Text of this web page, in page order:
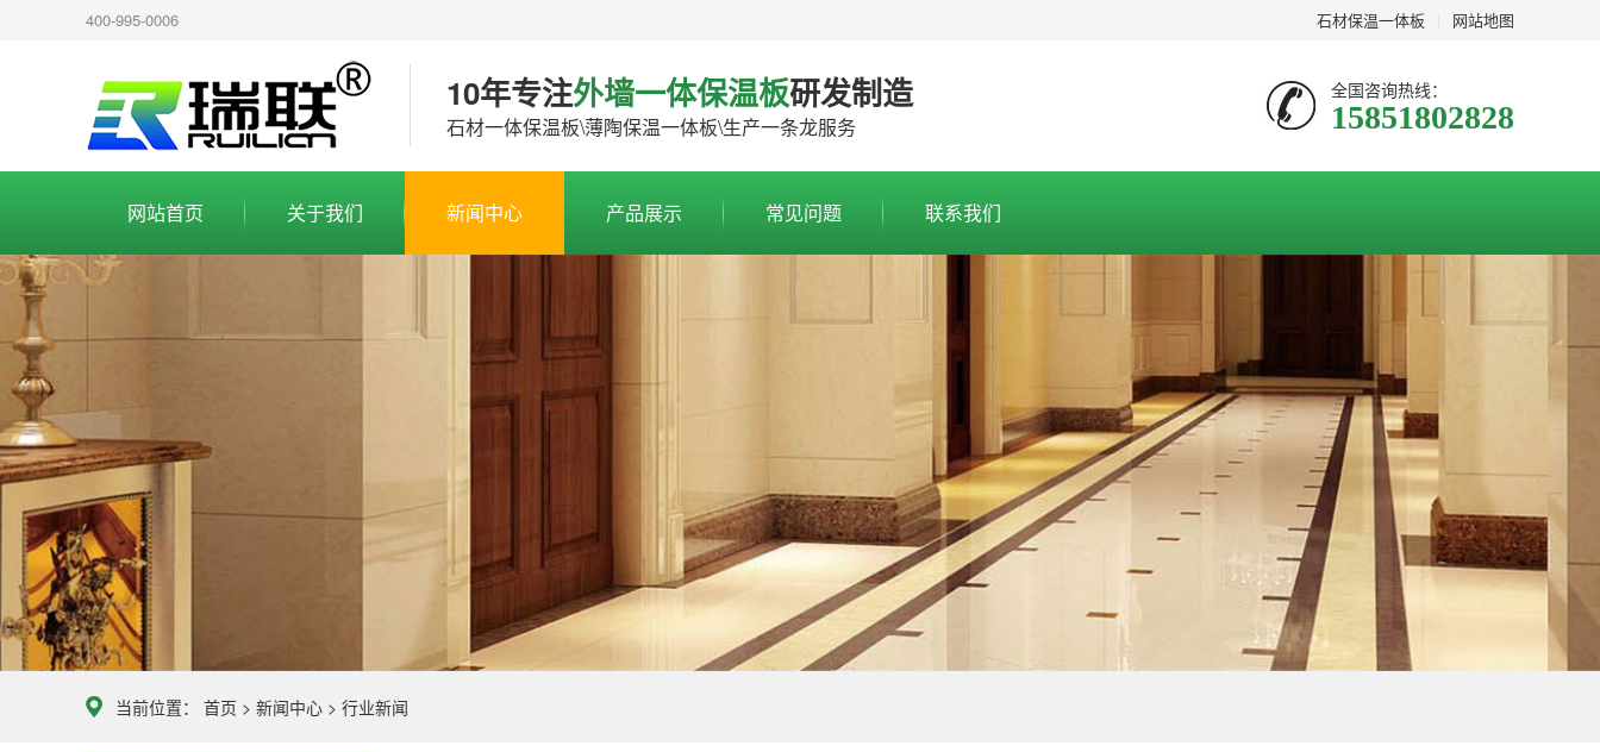
石材保温一体板 网站地图
400-995-0006
10年专注外墙一体保温板研发制造
石材一体保温板\薄陶保温一体板\生产一条龙服务
全国咨询热线：
15851802828
网站首页 关于我们 新闻中心 产品展示 常见问题 联系我们
当前位置： 首页 > 新闻中心 > 行业新闻